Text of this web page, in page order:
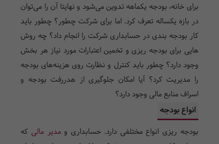
برای خانه، بودجه یکماهه تدوین می‌شود و نهایتا آن را می‌توان
در بازه یکساله تعرف کرد. اما برای شرکت چطور؟ چطور باید
کار بودجه بندی در حسابداری شرکت را انجام داد؟ چه روش
‌هایی برای بودجه ریزی و تخمین اعتبارات مورد نیاز هر بخش
وجود دارد؟ چطور باید کنترل و نظارت روی هزینه‌های بودجه
را مدیریت کرد؟ آیا امکان جلوگیری از هدررفت بودجه و
اسراف منابع مالی وجود دارد؟
انواع بودجه
بودجه ریزی انواع مختلفی دارد. حسابداری ومدیر مالی که